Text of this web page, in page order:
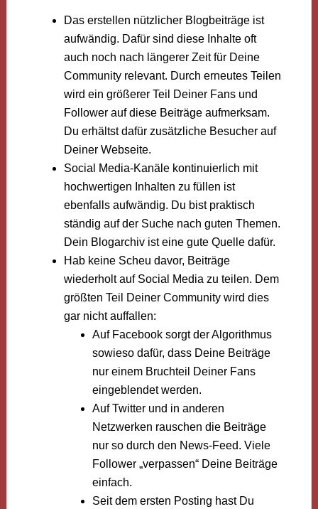
Das erstellen nützlicher Blogbeiträge ist
aufwändig. Dafür sind diese Inhalte oft
auch noch nach längerer Zeit für Deine
Community relevant. Durch erneutes Teilen
wird ein größerer Teil Deiner Fans und
Follower auf diese Beiträge aufmerksam.
Du erhältst dafür zusätzliche Besucher auf
Deiner Webseite.
Social Media-Kanäle kontinuierlich mit
hochwertigen Inhalten zu füllen ist
ebenfalls aufwändig. Du bist praktisch
ständig auf der Suche nach guten Themen.
Dein Blogarchiv ist eine gute Quelle dafür.
Hab keine Scheu davor, Beiträge
wiederholt auf Social Media zu teilen. Dem
größten Teil Deiner Community wird dies
gar nicht auffallen:
Auf Facebook sorgt der Algorithmus
sowieso dafür, dass Deine Beiträge
nur einem Bruchteil Deiner Fans
eingeblendet werden.
Auf Twitter und in anderen
Netzwerken rauschen die Beiträge
nur so durch den News-Feed. Viele
Follower „verpassen“ Deine Beiträge
einfach.
Seit dem ersten Posting hast Du